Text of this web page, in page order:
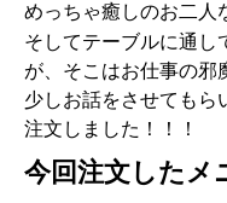
めっちゃ癒しのお二人
そしてテーブルに通し
が、そこはお仕事の邪
少しお話をさせてもら
注文しました！！！
今回注文したメ